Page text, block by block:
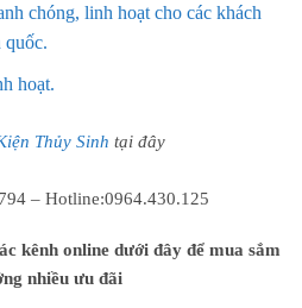
chóng, linh hoạt cho các khách
quốc.
hoạt.
Thủy Sinh tại đây
– Hotline:0964.430.125
kênh online dưới đây để mua sắm
nhiều ưu đãi